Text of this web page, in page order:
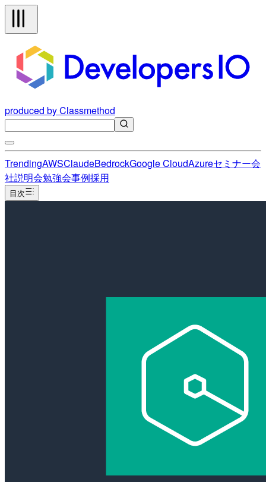
produced by Classmethod
TrendingAWSClaudeBedrockGoogle CloudAzureセミナー会
社説明会勉強会事例採用
目次